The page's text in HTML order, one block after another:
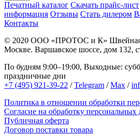
Печатный каталог Скачать прайс-лист
информация Отзывы Стать дилером
Контакты
© 2020 ООО «ПРОТОС и К»
Москве. Варшавское шоссе, дом 132,
По будням 9:00–19:00, Выходные:
праздничные дни
+7 (495) 921-39-22 /Telegram /Max /
Политика в отношении обработки
Согласие на обработку
Публичная оферта
Договор поставки товара